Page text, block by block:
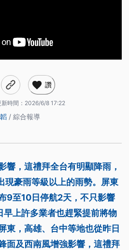
讚
時間： 2026/6/8 17:22
/ 綜合報導
響，這禮拜全台有明顯降雨，
現豪雨等級以上的雨勢。屏東
9至10日停航2天，不只影響
上許多業者也趕緊提前將物
東，高雄、台中等地也從昨日
面及西南風增強影響，這禮拜